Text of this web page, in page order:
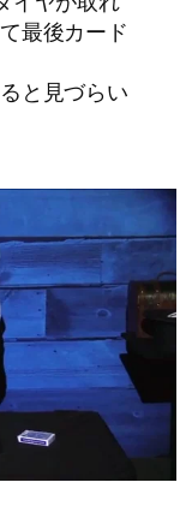
最後カード
と見づらい